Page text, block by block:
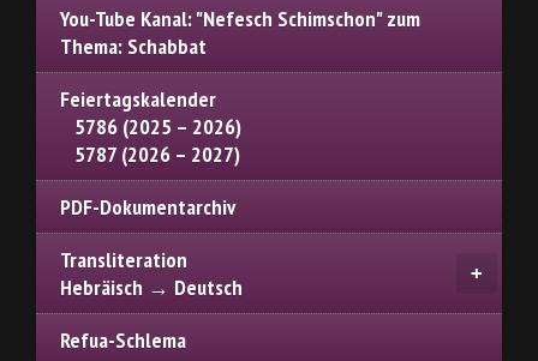
You-Tube Kanal: "Nefesch Schimschon" zum
Thema: Schabbat
Feiertagskalender
5786 (2025 – 2026)
5787 (2026 – 2027)
PDF-Dokumentarchiv
Transliteration
Hebräisch → Deutsch
Refua-Schlema